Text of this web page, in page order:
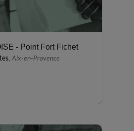
- Point Fort Fichet
Aix-en-Provence